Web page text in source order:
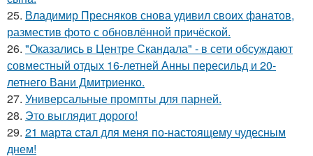
25. Владимир Пресняков снова удивил своих фанатов,
разместив фото с обновлённой причёской.
26. "Оказались в Центре Скандала" - в сети обсуждают
совместный отдых 16-летней Анны пересильд и 20-
летнего Вани Дмитриенко.
27. Универсальные промпты для парней.
28. Это выглядит дорого!
29. 21 марта стал для меня по-настоящему чудесным
днем!